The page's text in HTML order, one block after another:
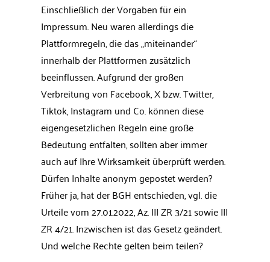
Einschließlich der Vorgaben für ein
Impressum. Neu waren allerdings die
Plattformregeln, die das „miteinander“
innerhalb der Plattformen zusätzlich
beeinflussen. Aufgrund der großen
Verbreitung von Facebook, X bzw. Twitter,
Tiktok, Instagram und Co. können diese
eigengesetzlichen Regeln eine große
Bedeutung entfalten, sollten aber immer
auch auf Ihre Wirksamkeit überprüft werden.
Dürfen Inhalte anonym gepostet werden?
Früher ja, hat der BGH entschieden, vgl. die
Urteile vom 27.01.2022, Az. III ZR 3/21 sowie III
ZR 4/21. Inzwischen ist das Gesetz geändert.
Und welche Rechte gelten beim teilen?